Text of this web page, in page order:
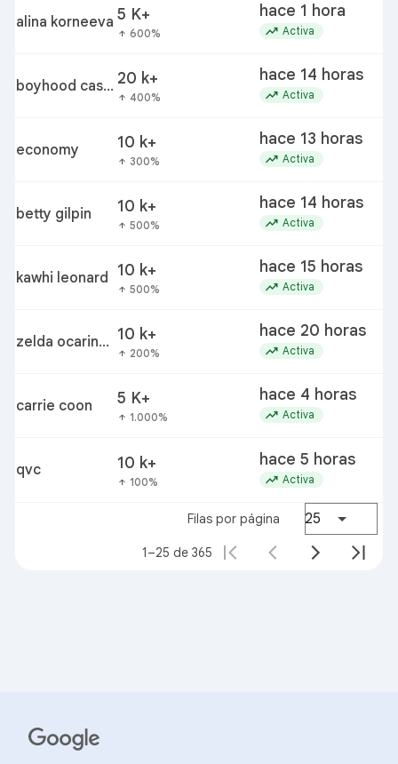
alina korneeva 5 K+
arrow_upward 600%
hace 1 hora
trending_up Activa
boyhood cast 20 k+
arrow_upward 400%
hace 14 horas
trending_up Activa
economy 10 k+
arrow_upward 300%
hace 13 horas
trending_up Activa
betty gilpin 10 k+
arrow_upward 500%
hace 14 horas
trending_up Activa
kawhi leonard 10 k+
arrow_upward 500%
hace 15 horas
trending_up Activa
zelda ocarina
10 k+
arrow_upward 200%
hace 20 horas
trending_up Activa
carrie coon 5 K+
arrow_upward 1.000%
hace 4 horas
trending_up Activa
qvc 10 k+
arrow_upward 100%
hace 5 horas
trending_up Activa
Filas por página 25
1–25 de 365